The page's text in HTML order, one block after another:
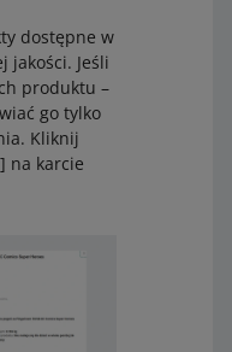
dostępne w
jakości. Jeśli
produktu –
go tylko
Kliknij
na karcie